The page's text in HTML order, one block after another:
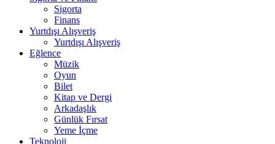
Sigorta
Finans
Yurtdışı Alışveriş
Yurtdışı Alışveriş
Eğlence
Müzik
Oyun
Bilet
Kitap ve Dergi
Arkadaşlık
Günlük Fırsat
Yeme İçme
Teknoloji